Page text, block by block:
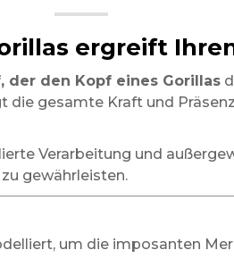
ergreift
der den Kopf eines Gorillas
gesamte Kraft und
Verarbeitung und
gewährleisten.
um die imposanten